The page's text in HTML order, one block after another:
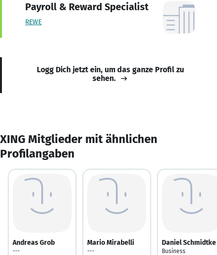
Payroll & Reward Specialist
REWE
Logg Dich jetzt ein, um das ganze Profil zu
sehen.
XING Mitglieder mit ähnlichen
Profilangaben
Andreas Grob
---
Mario Mirabelli
---
Daniel Schmidtke
Business